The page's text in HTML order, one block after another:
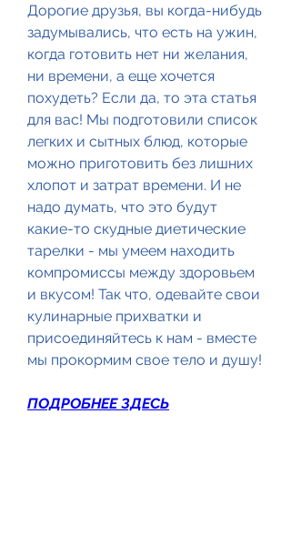
Дорогие друзья, вы когда-нибудь
задумывались, что есть на ужин,
когда готовить нет ни желания,
ни времени, а еще хочется
похудеть? Если да, то эта статья
для вас! Мы подготовили список
легких и сытных блюд, которые
можно приготовить без лишних
хлопот и затрат времени. И не
надо думать, что это будут
какие-то скудные диетические
тарелки - мы умеем находить
компромиссы между здоровьем
и вкусом! Так что, одевайте свои
кулинарные прихватки и
присоединяйтесь к нам - вместе
мы прокормим свое тело и душу!
ПОДРОБНЕЕ ЗДЕСЬ